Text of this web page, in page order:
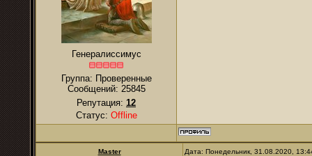
Генералиссимус
Группа: Проверенные
Сообщений: 25845
Репутация: 12
Статус: Offline
Master Дата: Понедельник, 31.08.2020,